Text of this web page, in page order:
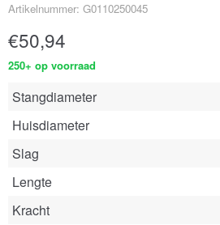
Artikelnummer: G0110250045
€50,94
250+ op voorraad
Stangdiameter
Huisdiameter
Slag
Lengte
Kracht